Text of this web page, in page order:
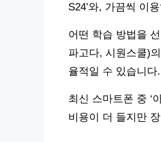
S24’와, 가끔씩 이
어떤 학습 방법을
파고다, 시원스쿨)
율적일 수 있습니다.
최신 스마트폰 중 ‘
비용이 더 들지만